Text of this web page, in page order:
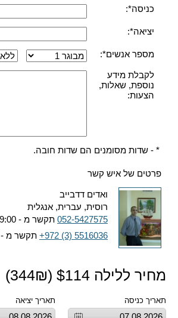
כניסה*:
יציאה*:
מספר אנשים*:
לקבלת מידע
נוספת, שאלות,
הצעות:
* - שדות מסומנים הם שדות חובה.
פרטים של איש קשר
ואדים דדבייב
רוסית, עברית, אנגלית
052-5427575 תקשר מ - 09:00 ועד - 20:00
+972 (3) 5516036 תקשר מ - 10:00 ועד - 21:00
מחיר ללילה $ 114
(
344₪)
תאריך כניסה תאריך יציאה